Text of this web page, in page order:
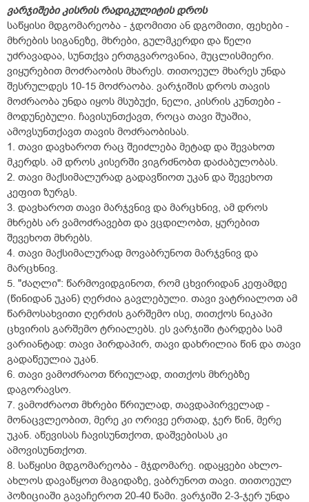
ვარჯიშები კისრის რადიკულიტის დროს
საწყისი მდგომარეობა - ჯდომითი ან დგომითი, ფეხები -
მხრების სიგანეზე, მხრები, გულმკერდი და წელი
უძრავადაა, სუნთქვა ერთგვაროვანია, მუცლისმიერი.
ვიყურებით მოძრაობის მხარეს. თითოეულ მხარეს უნდა
შესრულდეს 10-15 მოძრაობა. ვარჯიშის დროს თავის
მოძრაობა უნდა იყოს მსუბუქი, ნელი, კისრის კუნთები -
მოდუნებული. ჩავისუნთქავთ, როცა თავი შუაშია,
ამოვსუნთქავთ თავის მოძრაობისას.
1. თავი დავხაროთ რაც შეიძლება მეტად და შევახოთ
მკერდს. ამ დროს კისერში ვიგრძნობთ დაძაბულობას.
2. თავი მაქსიმალურად გადავწიოთ უკან და შევეხოთ
კეფით ზურგს.
3. დავხაროთ თავი მარჯვნივ და მარცხნივ, ამ დროს
მხრებს არ ვამოძრავებთ და ვცდილობთ, ყურებით
შევეხოთ მხრებს.
4. თავი მაქსიმალურად მოვაბრუნოთ მარჯვნივ და
მარცხნივ.
5. "ძაღლი": წარმოვიდგინოთ, რომ ცხვირიდან კეფამდე
(წინიდან უკან) ღერძია გავლებული. თავი ვატრიალოთ ამ
წარმოსახვითი ღერძის გარშემო ისე, თითქოს ნიკაპი
ცხვირის გარშემო ტრიალებს. ეს ვარჯიში ტარდება სამ
ვარიანტად: თავი პირდაპირ, თავი დახრილია წინ და თავი
გადაწეულია უკან.
6. თავი ვამოძრაოთ წრიულად, თითქოს მხრებზე
დაგორავსო.
7. ვამოძრაოთ მხრები წრიულად, თავდაპირველად -
მონაცვლეობით, მერე კი ორივე ერთად, ჯერ წინ, მერე
უკან. აწევისას ჩავისუნთქოთ, დაშვებისას კი
ამოვისუნთქოთ.
8. საწყისი მდგომარეობა - მჯდომარე. იდაყვები ახლო-
ახლოს დავაწყოთ მაგიდაზე, ვაბრუნოთ თავი. თითოეულ
პოზიციაში გავაჩეროთ 20-40 წამი. ვარჯიში 2-3-ჯერ უნდა